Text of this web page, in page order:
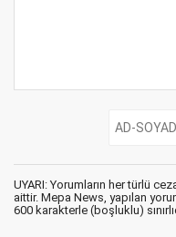
UYARI: Yorumların her türlü
aittir. Mepa News, yapılan
600 karakterle (boşluklu)